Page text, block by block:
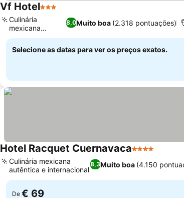
Vf Hotel3 Estrelas
8,0Muito boa (2.318 pontuações)
Culinária
mexicana
autêntica
Selecione as datas para ver os preços exatos.
Hotel Racquet Cuernavaca4 Estrelas
8,3Muito boa (4.150
Culinária mexicana
autêntica e internacional
De € 69